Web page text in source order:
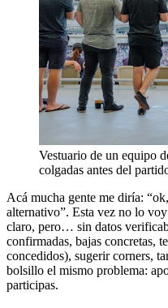
Vestuario de un equipo
colgadas antes del
Acá mucha gente me diría:
alternativo”. Esta vez no lo
claro, pero… sin datos
confirmadas, bajas concretas,
concedidos), sugerir corners,
bolsillo el mismo problema:
participas.